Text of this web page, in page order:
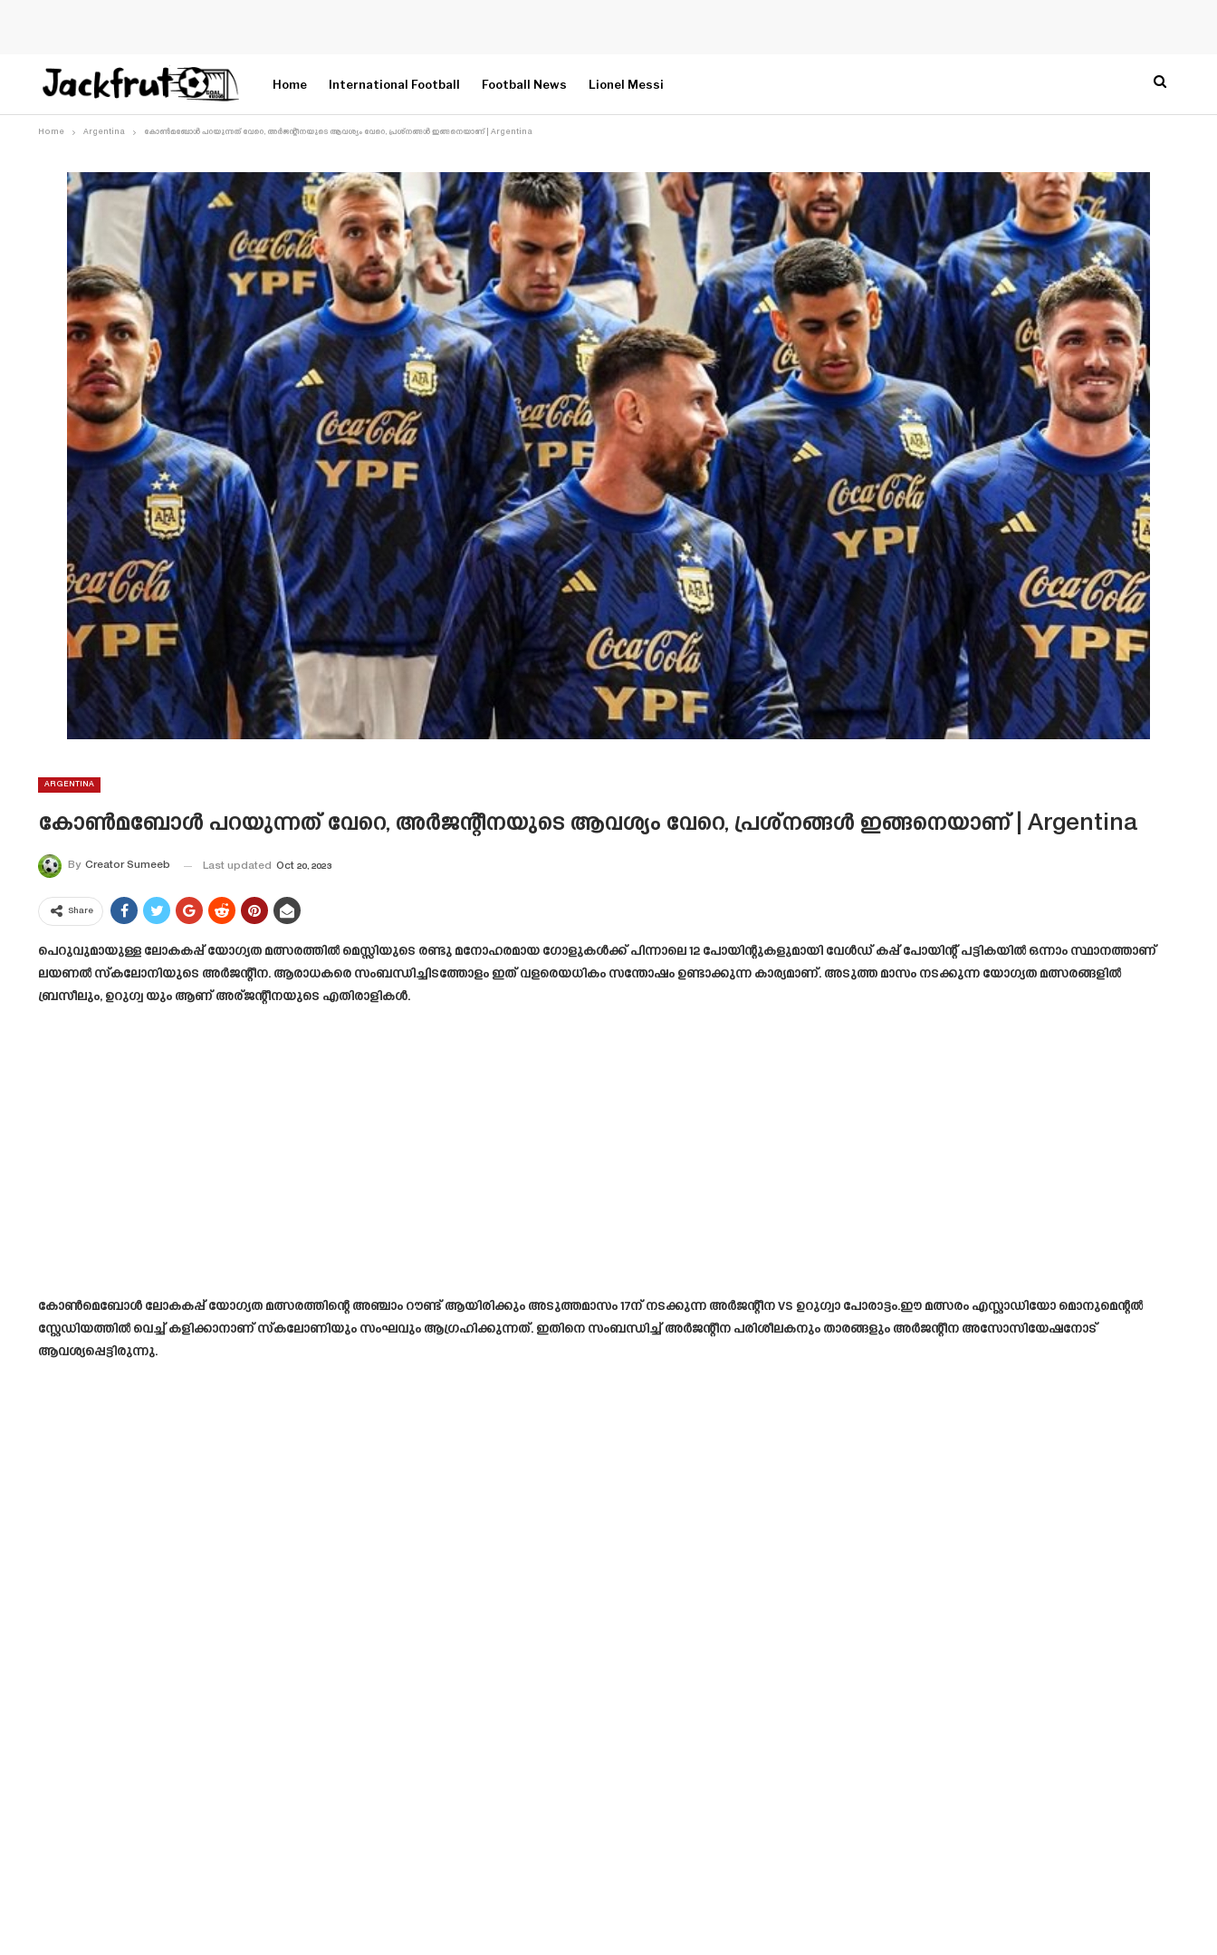
Home International Football Football News Lionel Messi
Home Argentina കോൺമബോൾ പറയുന്നത് വേറെ, അർജന്റീനയുടെ ആവശ്യം വേറെ, പ്രശ്നങ്ങൾ ഇങ്ങനെയാണ് | Argentina
ARGENTINA
കോൺമബോൾ പറയുന്നത് വേറെ, അർജന്റീനയുടെ ആവശ്യം വേറെ, പ്രശ്നങ്ങൾ ഇങ്ങനെയാണ് | Argentina
By Creator Sumeeb Last updated Oct 20, 2023
Share
പെറുവുമായുള്ള ലോകകപ്പ് യോഗ്യത മത്സരത്തിൽ മെസ്സിയുടെ രണ്ടു മനോഹരമായ ഗോളുകൾക്ക് പിന്നാലെ 12 പോയിന്റുകളുമായി വേൾഡ് കപ്പ് പോയിന്റ് പട്ടികയിൽ ഒന്നാം സ്ഥാനത്താണ്
ലയണൽ സ്കലോനിയുടെ അർജന്റീന. ആരാധകരെ സംബന്ധിച്ചിടത്തോളം ഇത് വളരെയധികം സന്തോഷം ഉണ്ടാക്കുന്ന കാര്യമാണ്. അടുത്ത മാസം നടക്കുന്ന യോഗ്യത മത്സരങ്ങളിൽ
ബ്രസീലും, ഉറുഗ്വ യും ആണ് അര്ജന്റീനയുടെ എതിരാളികൾ.
കോൺമെബോൾ ലോകകപ്പ് യോഗ്യത മത്സരത്തിന്റെ അഞ്ചാം റൗണ്ട് ആയിരിക്കും അടുത്തമാസം 17ന് നടക്കുന്ന അർജന്റീന vs ഉറുഗ്വാ പോരാട്ടം.ഈ മത്സരം എസ്റ്റാഡിയോ മൊനുമെന്റൽ
സ്റ്റേഡിയത്തിൽ വെച്ച് കളിക്കാനാണ് സ്കലോണിയും സംഘവും ആഗ്രഹിക്കുന്നത്. ഇതിനെ സംബന്ധിച്ച് അർജന്റീന പരിശീലകനും താരങ്ങളും അർജന്റീന അസോസിയേഷനോട്‌
ആവശ്യപ്പെട്ടിരുന്നു.